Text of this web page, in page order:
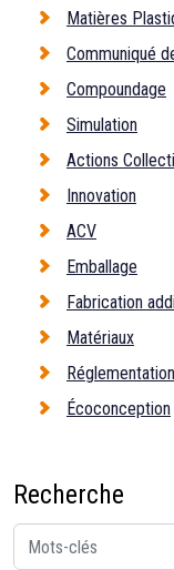
Matières
Communiqué
Compoundage
Simulation
Actions
Innovation
ACV
Emballage
Fabrication
Matériaux
Réglementation
Écoconception
Recherche